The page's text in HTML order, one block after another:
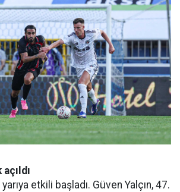
etkili başladı. Güven Yalçın, 47.